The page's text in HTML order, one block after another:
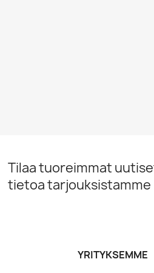
Tilaa tuoreimmat
tietoa tarjouksistamme
YRITYKSEMME